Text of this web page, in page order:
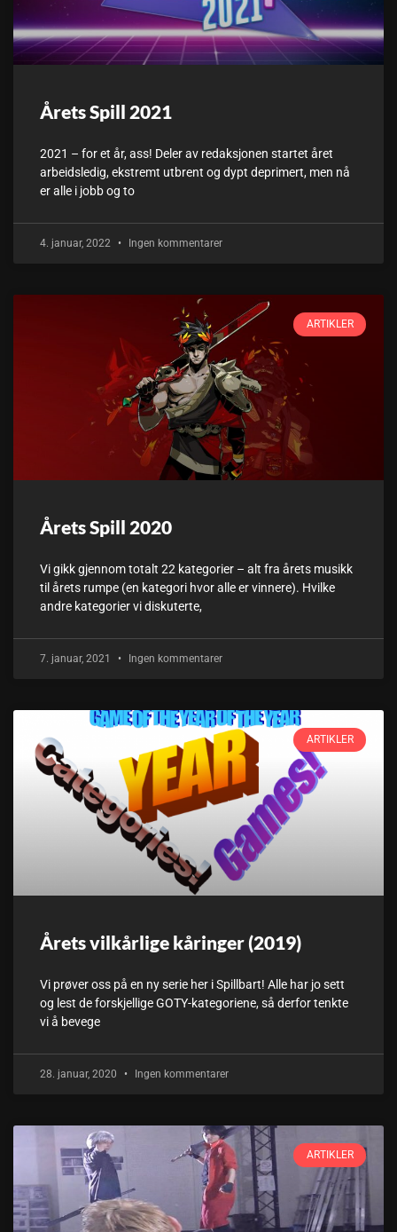
Årets Spill 2021
2021 – for et år, ass! Deler av redaksjonen startet året
arbeidsledig, ekstremt utbrent og dypt deprimert, men nå
er alle i jobb og to
4. januar, 2022 Ingen kommentarer
ARTIKLER
Årets Spill 2020
Vi gikk gjennom totalt 22 kategorier – alt fra årets musikk
til årets rumpe (en kategori hvor alle er vinnere). Hvilke
andre kategorier vi diskuterte,
7. januar, 2021 Ingen kommentarer
ARTIKLER
Årets vilkårlige kåringer (2019)
Vi prøver oss på en ny serie her i Spillbart! Alle har jo sett
og lest de forskjellige GOTY-kategoriene, så derfor tenkte
vi å bevege
28. januar, 2020 Ingen kommentarer
ARTIKLER